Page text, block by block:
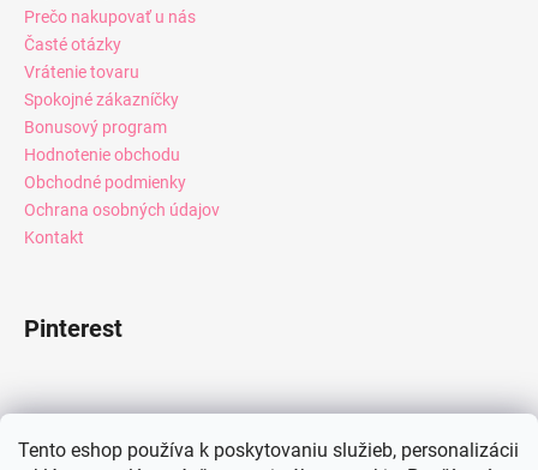
Tento eshop používa k poskytovaniu služieb, personalizácii
Prečo nakupovať u nás
Časté otázky
Vrátenie tovaru
Spokojné zákazníčky
Bonusový program
Hodnotenie obchodu
Obchodné podmienky
Ochrana osobných údajov
Kontakt
Pinterest